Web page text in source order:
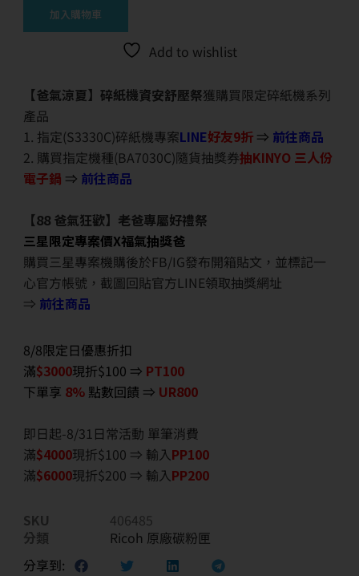
加入購物車
Add to wishlist
【爸氣涼夏】碎紙機資安舒壓祭獲購買限定碎紙機系列
產品
1. 指定(S3330C)碎紙機專案LINE好友9折 ⇒ 前往商品
2. 購買指定機種(BA7030C)隨貨抽獎券抽KINYO 三人份
電子鍋 ⇒ 前往商品
【88 爸氣狂歡】老爸專屬好禮祭
三星限定專案價X福氣抽獎爸
購買三星專案機購後於FB/IG發布開箱貼文，並標記一
心官方帳號，截圖回貼官方LINE領取抽獎網址
⇒ 前往商品
8/8限定日優惠折扣
滿$3000現折$100 ⇒ PT100
下單享 8% 點數回饋 ⇒ UR800
即日起-8/31日常活動 單筆消費
滿$4000現折$100 ⇒ 輸入PP100
滿$6000現折$200 ⇒ 輸入PP200
SKU
406485
分類
Ricoh 原廠碳粉匣
分享到: